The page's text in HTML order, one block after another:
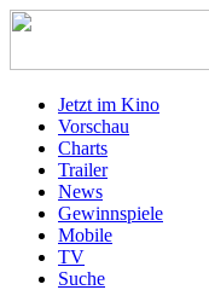
Jetzt im Kino
Vorschau
Charts
Trailer
News
Gewinnspiele
Mobile
TV
Suche